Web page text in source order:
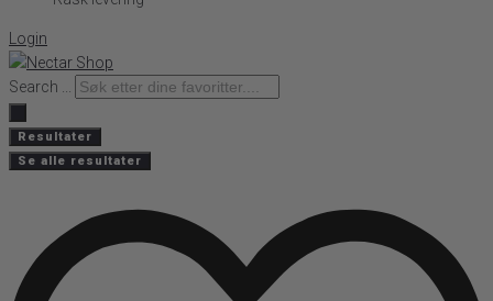
Login
Search ...
Resultater
Se alle resultater